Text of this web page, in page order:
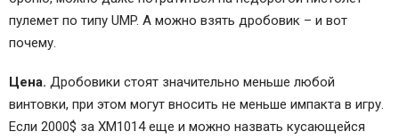
пулемет по типу UMP. А можно взять дробовик – и вот
почему.
Цена. Дробовики стоят значительно меньше любой
винтовки, при этом могут вносить не меньше импакта в игру.
Если 2000$ за XM1014 еще и можно назвать кусающейся